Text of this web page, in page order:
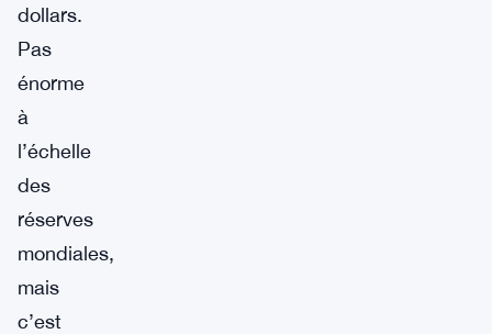
dollars.
Pas
énorme
à
l’échelle
des
réserves
mondiales,
mais
c’est